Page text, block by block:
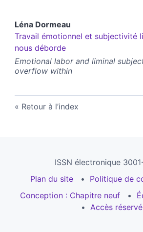
Léna Dormeau
Travail émotionnel et subjectivité
nous déborde
Emotional labor and liminal
overflow within
Retour à l’index
ISSN électronique
Plan du site
Politique de
Conception : Chapitre neuf
Accès réservé